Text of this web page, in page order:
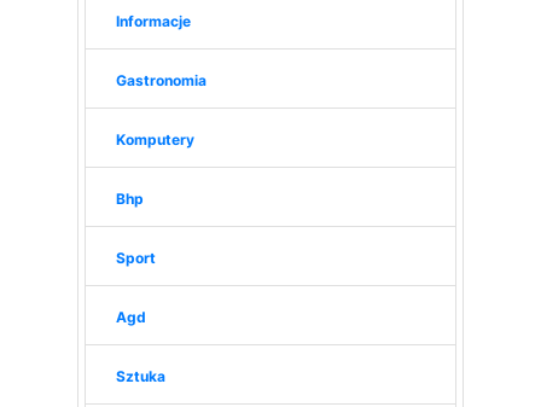
Informacje
Gastronomia
Komputery
Bhp
Sport
Agd
Sztuka